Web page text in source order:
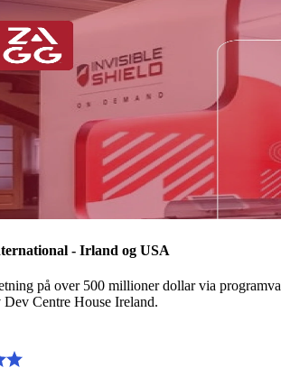
- Irland og USA
på over 500 millioner dollar via
Centre House Ireland.